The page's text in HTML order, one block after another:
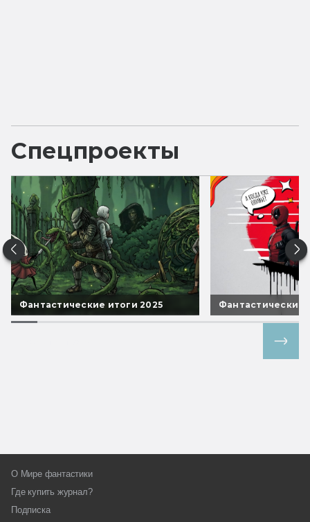
Спецпроекты
Фантастические итоги 2025 Фантастические
О Мире фантастики
Где купить журнал?
Подписка